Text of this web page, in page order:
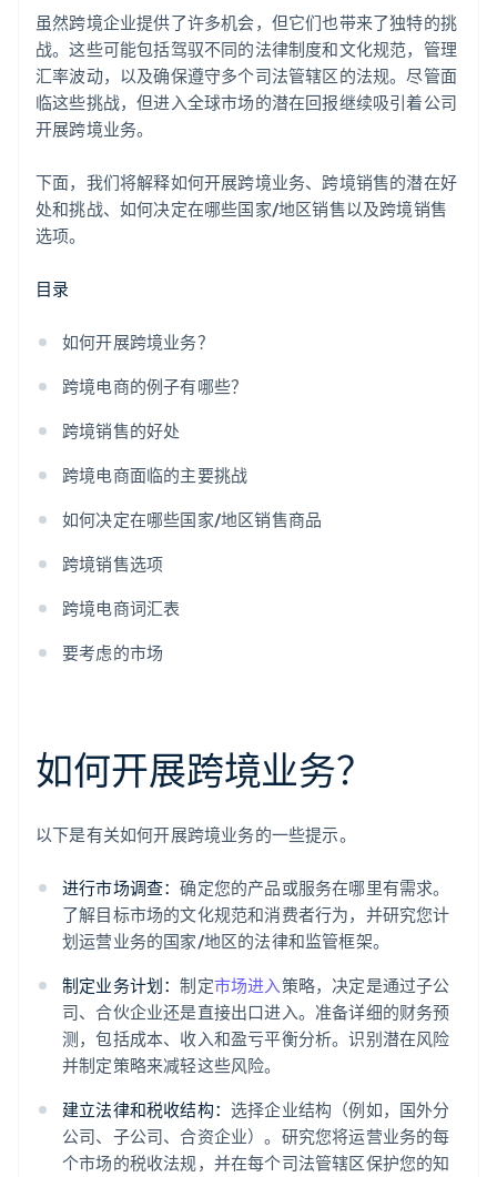
M
P
R
S
T
V
虽然跨境企业提供了许多机会，但它们也带来了独特的挑
战。这些可能包括驾驭不同的法律制度和文化规范，管理
汇率波动，以及确保遵守多个司法管辖区的法规。尽管面
临这些挑战，但进入全球市场的潜在回报继续吸引着公司
开展跨境业务。
下面，我们将解释如何开展跨境业务、跨境销售的潜在好
处和挑战、如何决定在哪些国家/地区销售以及跨境销售
选项。
目录
如何开展跨境业务？
跨境电商的例子有哪些？
跨境销售的好处
跨境电商面临的主要挑战
如何决定在哪些国家/地区销售商品
跨境销售选项
跨境电商词汇表
要考虑的市场
如何开展跨境业务？
以下是有关如何开展跨境业务的一些提示。
进行市场调查：确定您的产品或服务在哪里有需求。
了解目标市场的文化规范和消费者行为，并研究您计
划运营业务的国家/地区的法律和监管框架。
制定业务计划：制定市场进入策略，决定是通过子公
司、合伙企业还是直接出口进入。准备详细的财务预
测，包括成本、收入和盈亏平衡分析。识别潜在风险
并制定策略来减轻这些风险。
建立法律和税收结构： 选择企业结构（例如，国外分
公司、子公司、合资企业）。研究您将运营业务的每
个市场的税收法规，并在每个司法管辖区保护您的知